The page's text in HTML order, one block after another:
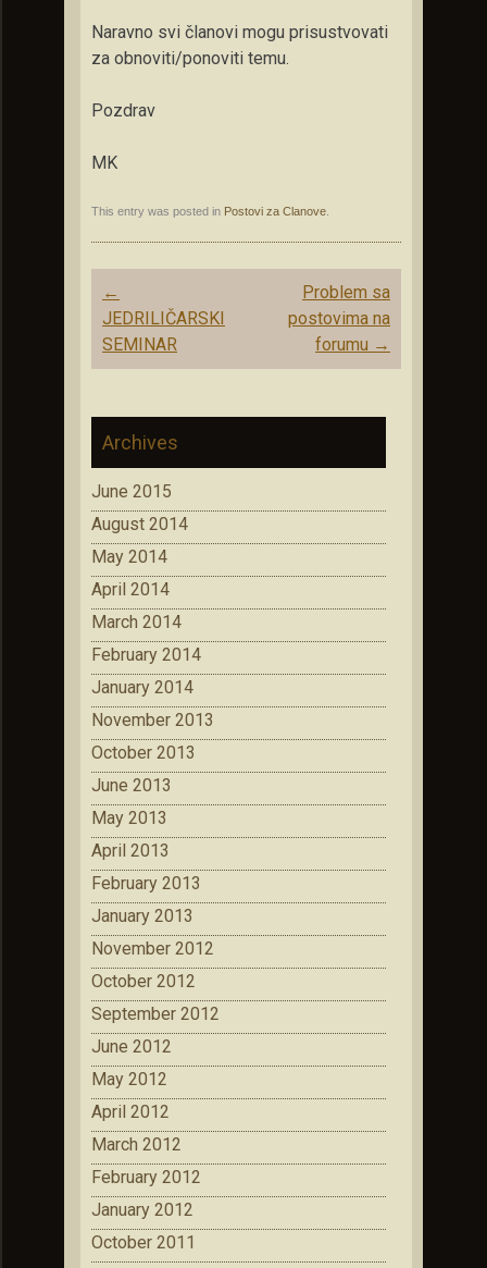
Naravno svi članovi mogu prisustvovati
za obnoviti/ponoviti temu.
Pozdrav
MK
This entry was posted in Postovi za Clanove
Post
navigation
←
JEDRILIČARSKI
SEMINAR
Problem sa
postovima na
forumu →
Archives
June 2015
August 2014
May 2014
April 2014
March 2014
February 2014
January 2014
November 2013
October 2013
June 2013
May 2013
April 2013
February 2013
January 2013
November 2012
October 2012
September 2012
June 2012
May 2012
April 2012
March 2012
February 2012
January 2012
October 2011